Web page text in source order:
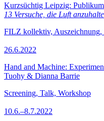
Kurzsüchtig Leipzig:
13 Versuche, die Luft
FILZ kollektiv, Auszeichnung,
26.6.2022
Hand and Machine:
Tuohy & Dianna Barrie
Screening, Talk, Workshop
10.6.–8.7.2022